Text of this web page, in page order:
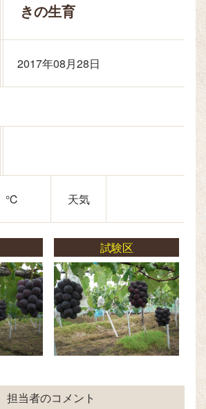
きの生育
2017年08月28日
℃ 天気
試験区
担当者のコメント